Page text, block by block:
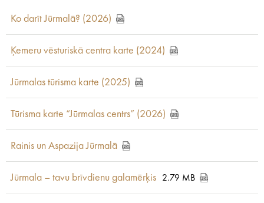
Ko darīt Jūrmalā? (2026)
Ķemeru vēsturiskā centra karte (2024)
Jūrmalas tūrisma karte (2025)
Tūrisma karte “Jūrmalas centrs” (2026)
Rainis un Aspazija Jūrmalā
Jūrmala – tavu brīvdienu galamērķis 2.79 MB